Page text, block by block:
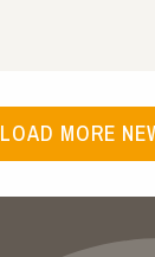
LOAD MORE